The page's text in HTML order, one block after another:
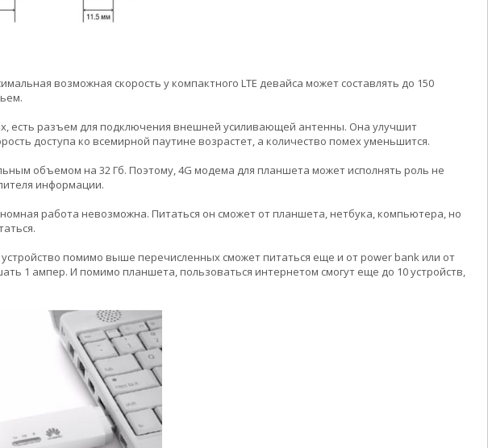
возможная скорость у компактного LTE девайса может составлять до 150
есть разъем для подключения внешней усиливающей антенны. Она улучшит
доступа ко всемирной паутине возрастет, а количество помех уменьшится.
объемом на 32 Гб. Поэтому, 4G модема для планшета может исполнять роль не
информации.
работа невозможна. Питаться он сможет от планшета, нетбука, компьютера, но
помимо выше перечисленных сможет питаться еще и от power bank или от
1 ампер. И помимо планшета, пользоваться интернетом смогут еще до 10 устройств,